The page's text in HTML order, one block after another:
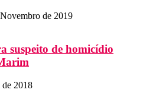
de 2019
suspeito de homicídio
2018